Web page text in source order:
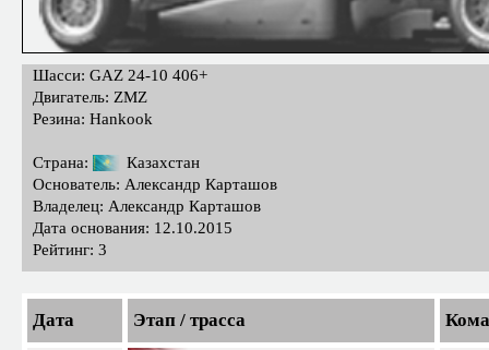
Шасси: GAZ 24-10 406+
Двигатель: ZMZ
Резина: Hankook
Страна:
Казахстан
Основатель: Александр Карташов
Владелец: Александр Карташов
Дата основания: 12.10.2015
Рейтинг: 3
Дата Этап / трасса